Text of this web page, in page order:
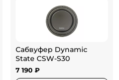
Сабвуфер Dynamic
State CSW-S30
7 190 ₽